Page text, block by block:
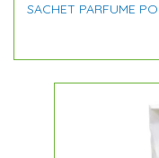
SACHET PARFUME